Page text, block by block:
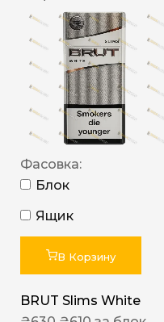
Фасовка:
Блок
Ящик
В Корзину
BRUT Slims White